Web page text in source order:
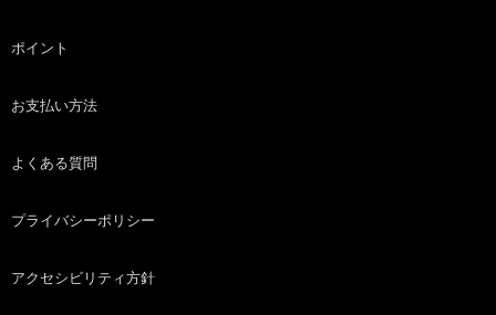
ポイント
お支払い方法
よくある質問
プライバシーポリシー
アクセシビリティ方針